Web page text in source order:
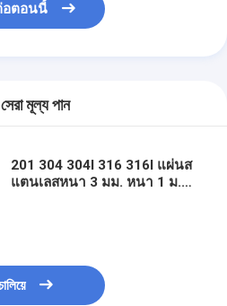
อตอนนี้
মূল্য পান
201 304 304l 316 316l แผ่นส
แตนเลสหนา 3 มม. หนา 1 ม.